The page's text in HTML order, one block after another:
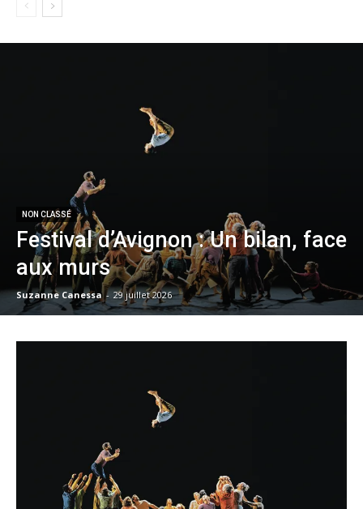
NON CLASSÉ
Festival d’Avignon : Un bilan, face
aux murs
Suzanne Canessa - 29 juillet 2026